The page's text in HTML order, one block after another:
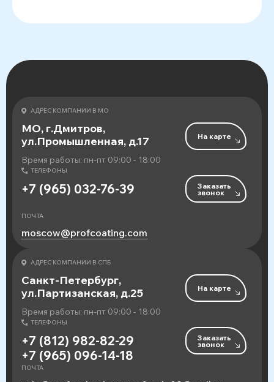
АДРЕС КОМПАНИИ В МО
МО, г.Дмитров,
ул.Промышленная, д.17
Время работы: пн-пт 09:00 - 18:00
На карте
ТЕЛЕФОНЫ
+7 (965) 032-76-39 Заказать
звонок
ПОЧТА
moscow@profcoating.com
АДРЕС КОМПАНИИ В СПБ
Санкт-Петербург,
ул.Партизанская, д.25
Время работы: пн-пт 09:00 - 18:00
На карте
ТЕЛЕФОНЫ
+7 (812) 982-82-29
+7 (965) 096-14-18
Заказать
звонок
ПОЧТА